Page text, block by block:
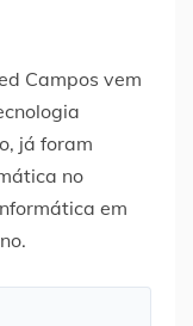
Campos vem
já foram
no
em